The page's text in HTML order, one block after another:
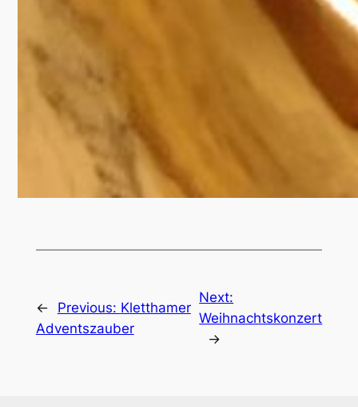
← Previous: Kletthamer
Adventszauber
Next:
Weihnachtskonzert
→